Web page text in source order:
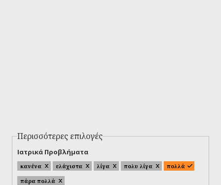
Περισσότερες επιλογές
Ιατρικά Προβλήματα
κανένα ελάχιστα λίγα πολυ λίγα
πολλά
πάρα πολλά